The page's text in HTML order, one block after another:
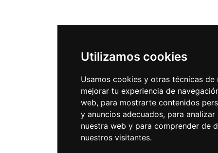
Utilizamos cookies
Usamos cookies y otras técnicas de
mejorar tu experiencia de
web, para mostrarte contenidos
y anuncios adecuados, para
nuestra web y para comprender de
nuestros visitantes.